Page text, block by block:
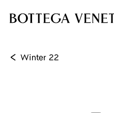
< Winter 22